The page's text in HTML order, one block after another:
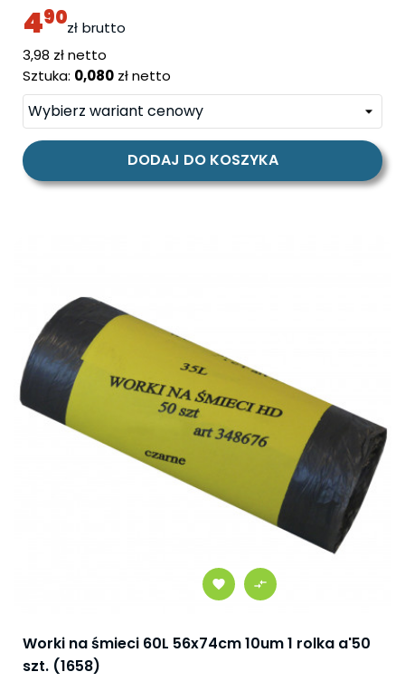
490zł brutto
cena
3,98 zł netto
Sztuka: 0,080 zł netto
DODAJ DO KOSZYKA
Worki na śmieci 60L 56x74cm 10um 1 rolka a'50
szt. (1658)